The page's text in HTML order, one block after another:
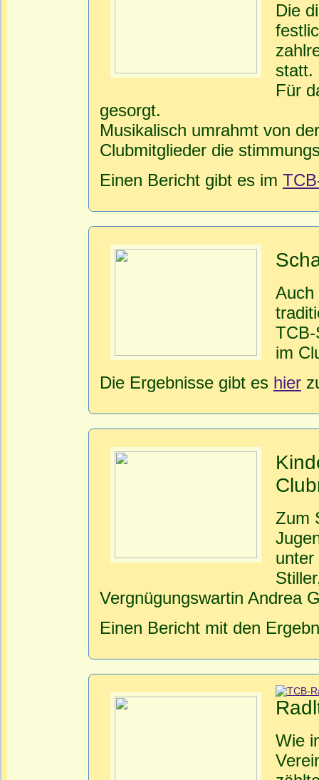
Die
statt.
Für
gesorgt.
Musikalisch umrahmt von
Clubmitglieder die
Einen Bericht gibt es im
Auch
im
Die Ergebnisse gibt es hier
Zum
unter
Vergnügungswartin Andrea
Einen Bericht mit den
Wie